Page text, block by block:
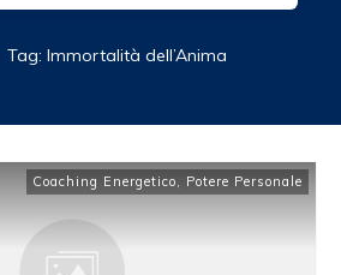
Tag: Immortalità dell’Anima
Coaching Energetico, Potere Personale